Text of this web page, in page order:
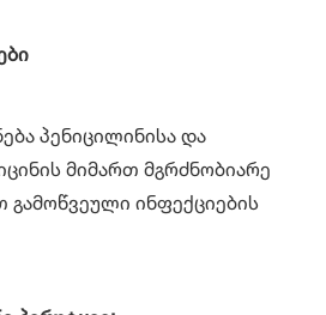
პენიცილინისა და
მიმართ მგრძნობიარე
გამოწვეული ინფექციების